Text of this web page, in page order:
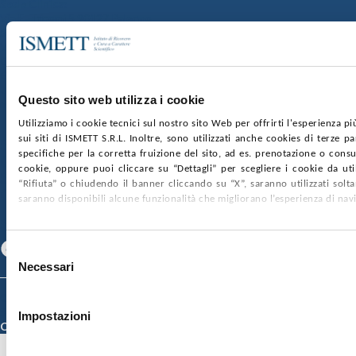
Questo sito web utilizza i cookie
Utilizziamo i cookie tecnici sul nostro sito Web per offrirti l'esperienza
sui siti di ISMETT S.R.L. Inoltre, sono utilizzati anche cookies di terze
specifiche per la corretta fruizione del sito, ad es. prenotazione o
cookie, oppure puoi cliccare su “Dettagli” per scegliere i cookie da
“Rifiuta” o chiudendo il banner cliccando su “X”, saranno utilizzati
saranno disponibili alcune funzionalità che migliorano l’esperienza di
Selezione
delNecessari
Impostazioni
Via Discesa dei Giudici 4 90133 Palermo
nr. REA PA-201818 P.I. 04544550827
SOCIETÀ TRASPARENTE WHISTLEBLOWING
GARE E CONTRATTIPRIVACYCOOKIE POLICY
SOSTIENICIMAPPA DEL SITOACCESSIBILITÀ
CONTATTI
Specializzazione)
Credits